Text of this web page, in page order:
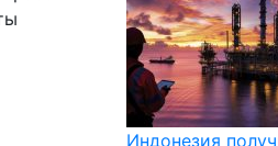
Индонезия